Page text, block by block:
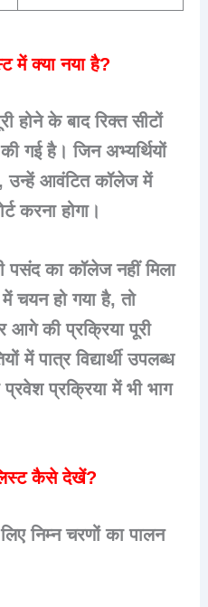
में क्या नया है?
होने के बाद रिक्त सीटों
गई है। जिन अभ्यर्थियों
उन्हें आवंटित कॉलेज में
करना होगा।
पसंद का कॉलेज नहीं मिला
चयन हो गया है, तो
आगे की प्रक्रिया पूरी
में पात्र विद्यार्थी उपलब्ध
प्रक्रिया में भी भाग
कैसे देखें?
निम्न चरणों का पालन